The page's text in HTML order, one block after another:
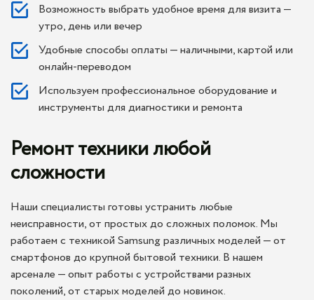
Возможность выбрать удобное время для визита —
утро, день или вечер
Удобные способы оплаты — наличными, картой или
онлайн-переводом
Используем профессиональное оборудование и
инструменты для диагностики и ремонта
Ремонт техники любой
сложности
Наши специалисты готовы устранить любые
неисправности, от простых до сложных поломок. Мы
работаем с техникой Samsung различных моделей — от
смартфонов до крупной бытовой техники. В нашем
арсенале — опыт работы с устройствами разных
поколений, от старых моделей до новинок.